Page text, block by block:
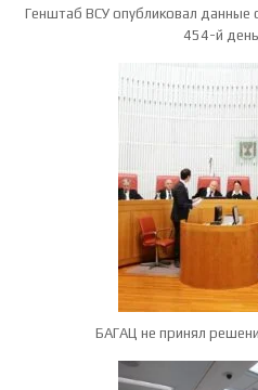
Генштаб ВСУ опубликовал данные
454-й
БАГАЦ не принял